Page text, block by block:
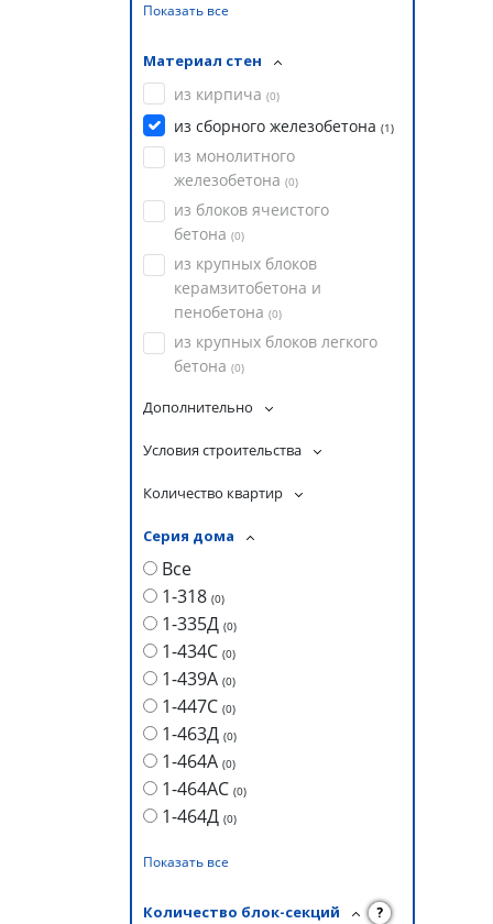
Показать все
Материал стен
из кирпича (0)
из сборного железобетона (1)
из монолитного
железобетона (0)
из блоков ячеистого
бетона (0)
из крупных блоков
керамзитобетона и
пенобетона (0)
из крупных блоков легкого
бетона (0)
Дополнительно
Условия строительства
Количество квартир
Серия дома
Все
1-318 (0)
1-335Д (0)
1-434С (0)
1-439А (0)
1-447С (0)
1-463Д (0)
1-464А (0)
1-464АС (0)
1-464Д (0)
Показать все
Количество блок-секций ?